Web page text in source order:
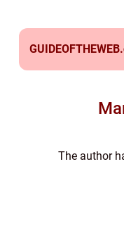
GUIDEOFTHEWEB.
The author